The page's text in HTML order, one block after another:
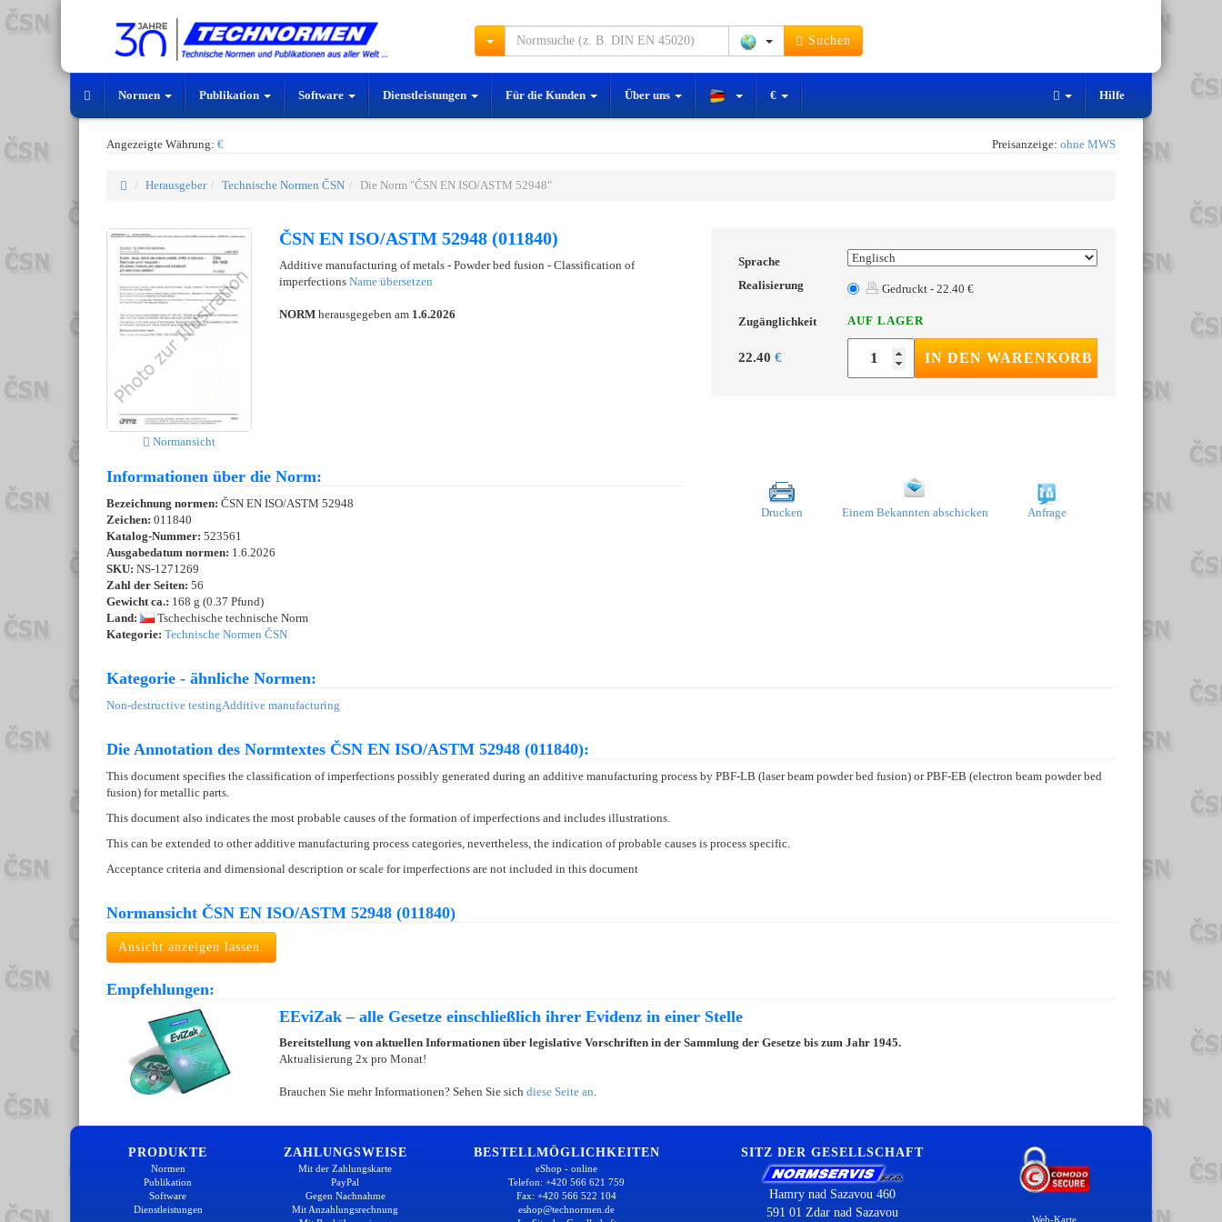
Suchen
Normen Publikation Software Dienstleistungen Für die Kunden Über uns € Hilfe
Angezeigte Währung: € Preisanzeige: ohne MWS
Herausgeber Technische Normen ČSN Die Norm "ČSN EN ISO/ASTM 52948"
Normansicht
ČSN EN ISO/ASTM 52948 (011840)
Additive manufacturing of metals - Powder bed fusion - Classification of
imperfections Name übersetzen
NORM herausgegeben am 1.6.2026
Sprache
Realisierung
Gedruckt - 22.40 €
Zugänglichkeit AUF LAGER
22.40 € IN DEN WARENKORB
Informationen über die Norm:
Bezeichnung normen: ČSN EN ISO/ASTM 52948
Zeichen: 011840
Katalog-Nummer: 523561
Ausgabedatum normen: 1.6.2026
SKU: NS-1271269
Zahl der Seiten: 56
Gewicht ca.: 168 g (0.37 Pfund)
Land:
Tschechische technische Norm
Kategorie: Technische Normen ČSN
Drucken Einem Bekannten abschicken Anfrage
Kategorie - ähnliche Normen:
Non-destructive testingAdditive manufacturing
Die Annotation des Normtextes ČSN EN ISO/ASTM 52948 (011840):
This document specifies the classification of imperfections possibly generated during an additive manufacturing process by PBF-LB (laser beam powder bed fusion) or PBF-EB (electron beam powder bed
fusion) for metallic parts.
This document also indicates the most probable causes of the formation of imperfections and includes illustrations.
This can be extended to other additive manufacturing process categories, nevertheless, the indication of probable causes is process specific.
Acceptance criteria and dimensional description or scale for imperfections are not included in this document
Normansicht ČSN EN ISO/ASTM 52948 (011840)
Ansicht anzeigen lassen.
Empfehlungen:
EEviZak – alle Gesetze einschließlich ihrer Evidenz in einer Stelle
Bereitstellung von aktuellen Informationen über legislative Vorschriften in der Sammlung der Gesetze bis zum Jahr 1945.
Aktualisierung 2x pro Monat!
Brauchen Sie mehr Informationen? Sehen Sie sich diese Seite an.
PRODUKTE
Normen
Publikation
Software
Dienstleistungen
ZAHLUNGSWEISE
Mit der Zahlungskarte
PayPal
Gegen Nachnahme
Mit Anzahlungsrechnung
BESTELLMÖGLICHKEITEN
eShop - online
Telefon: +420 566 621 759
Fax: +420 566 522 104
eshop@technormen.de
SITZ DER GESELLSCHAFT
Hamry nad Sazavou 460
591 01 Zdar nad Sazavou
Web-Karte